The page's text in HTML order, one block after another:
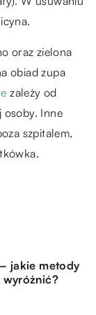
oraz zielona
obiad zupa
zależy od
osoby. Inne
szpitalem,
jakie metody
wyróżnić?